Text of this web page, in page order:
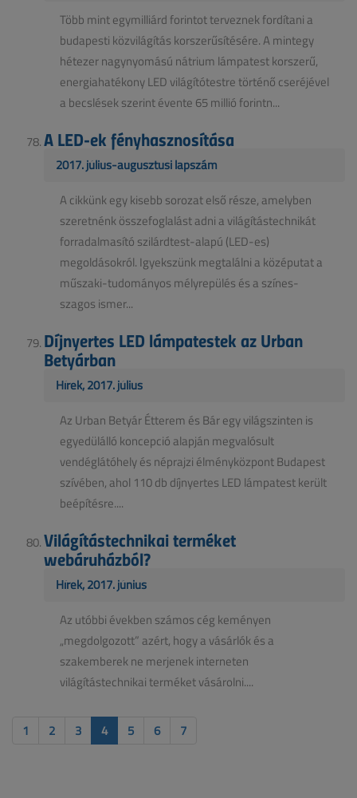
Több mint egymilliárd forintot terveznek fordítani a
budapesti közvilágítás korszerűsítésére. A mintegy
hétezer nagynyomású nátrium lámpatest korszerű,
energiahatékony LED világítótestre történő cseréjével
a becslések szerint évente 65 millió forintn...
A LED-ek fényhasznosítása
2017. július-augusztusi lapszám
A cikkünk egy kisebb sorozat első része, amelyben
szeretnénk összefoglalást adni a világítástechnikát
forradalmasító szilárdtest-alapú (LED-es)
megoldásokról. Igyekszünk megtalálni a középutat a
műszaki-tudományos mélyrepülés és a színes-
szagos ismer...
Díjnyertes LED lámpatestek az Urban
Betyárban
Hírek, 2017. július
Az Urban Betyár Étterem és Bár egy világszinten is
egyedülálló koncepció alapján megvalósult
vendéglátóhely és néprajzi élményközpont Budapest
szívében, ahol 110 db díjnyertes LED lámpatest került
beépítésre....
Világítástechnikai terméket
webáruházból?
Hírek, 2017. június
Az utóbbi években számos cég keményen
„megdolgozott” azért, hogy a vásárlók és a
szakemberek ne merjenek interneten
világítástechnikai terméket vásárolni....
1 2 3 4 5 6 7